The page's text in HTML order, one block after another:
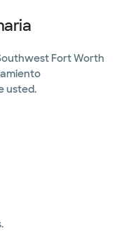
Fort Worth
usted.